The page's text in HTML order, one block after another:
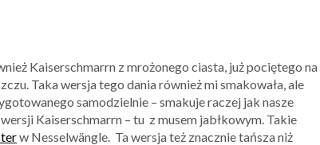
Kaiserschmarrn z mrożonego ciasta, już pociętego na
Taka wersja tego dania również mi smakowała, ale
samodzielnie – smakuje raczej jak nasze
Kaiserschmarrn – tu z musem jabłkowym. Takie
w Nesselwängle. Ta wersja też znacznie tańsza niż